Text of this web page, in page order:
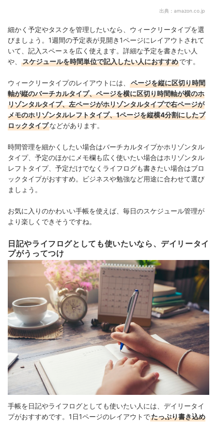
出典： amazon.co.jp
細かく予定やタスクを管理したいなら、ウィークリータイプを選
びましょう。1週間の予定表が見開き1ページにレイアウトされて
いて、記入スペーㇲを広く使えます。 詳細な予定を書きたい人
や、
スケジュールを時間単位で記入したい人におすすめです。
ウィークリータイプのレイアウトには、
ページを縦に区切り時間
軸が縦のバーチカルタイプ、ページを横に区切り時間軸が横のホ
リゾンタルタイプ、左ページがホリゾンタルタイプで右ページが
メモのホリゾンタルレフトタイプ、1ページを縦横4分割にしたブ
ロックタイプなどがあります。
時間管理を細かくしたい場合はバーチカルタイプかホリゾンタル
タイプ、予定のほかにメモ欄も広く使いたい場合はホリゾンタル
レフトタイプ、予定だけでなくライフログも書きたい場合はブロ
ックタイプがおすすめ。ビジネスや勉強など用途に合わせて選び
ましょう。
お気に入りのかわいい手帳を使えば、 毎日のスケジュール管理が
より楽しくできそうですね。
日記やライフログとしても使いたいなら、デイリータイ
プがうってつけ
手帳を日記やライフログとしても使いたい人には、デイリータイ
プがおすすめです。1日1ページのレイアウトでたっぷり書き込め